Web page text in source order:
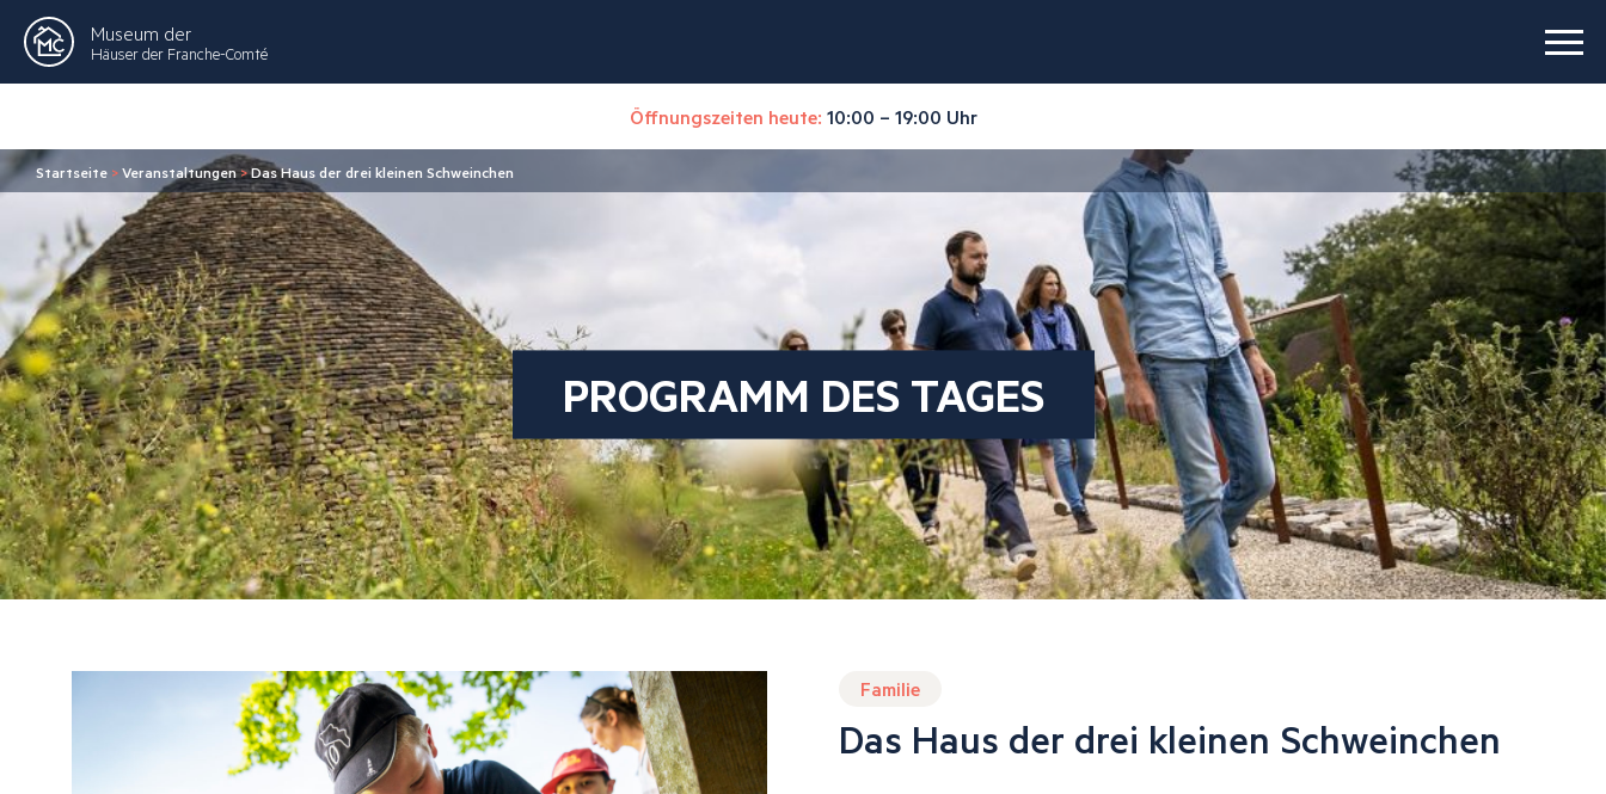
Museum der
Häuser der Franche-Comté
Öffnungszeiten heute: 10:00 – 19:00 Uhr
Startseite >Veranstaltungen>Das Haus der drei kleinen Schweinchen
PROGRAMM DES TAGES
Familie
Das Haus der drei kleinen Schweinchen